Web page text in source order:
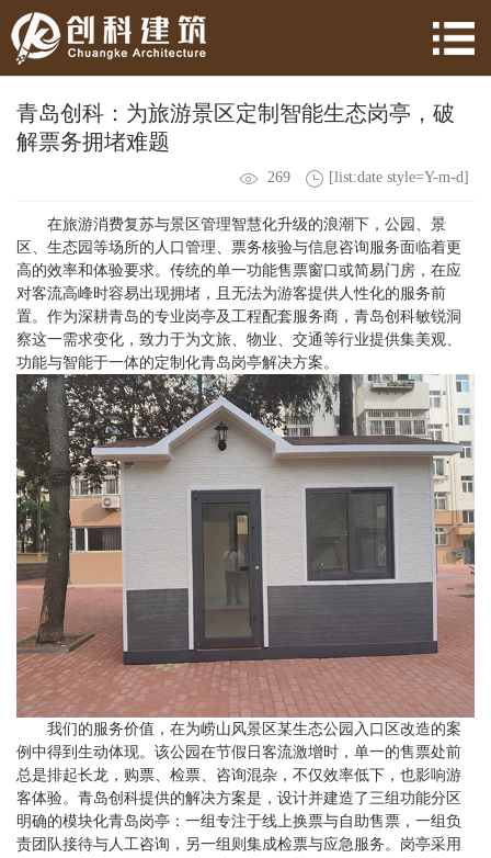
青岛创科：为旅游景区定制智能生态岗亭，破
解票务拥堵难题
269 [list:date style=Y-m-d]
在旅游消费复苏与景区管理智慧化升级的浪潮下，公园、景
区、生态园等场所的人口管理、票务核验与信息咨询服务面临着更
高的效率和体验要求。传统的单一功能售票窗口或简易门房，在应
对客流高峰时容易出现拥堵，且无法为游客提供人性化的服务前
置。作为深耕青岛的专业岗亭及工程配套服务商，青岛创科敏锐洞
察这一需求变化，致力于为文旅、物业、交通等行业提供集美观、
功能与智能于一体的定制化青岛岗亭解决方案。
我们的服务价值，在为崂山风景区某生态公园入口区改造的案
例中得到生动体现。该公园在节假日客流激增时，单一的售票处前
总是排起长龙，购票、检票、咨询混杂，不仅效率低下，也影响游
客体验。青岛创科提供的解决方案是，设计并建造了三组功能分区
明确的模块化青岛岗亭：一组专注于线上换票与自助售票，一组负
责团队接待与人工咨询，另一组则集成检票与应急服务。岗亭采用